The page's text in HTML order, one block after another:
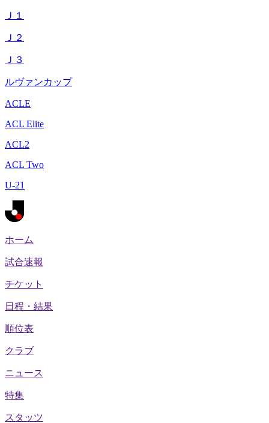
Ｊ１
Ｊ２
Ｊ３
ルヴァンカップ
ACLE
ACL Elite
ACL2
ACL Two
U-21
ホーム
試合速報
チケット
日程・結果
順位表
クラブ
ニュース
特集
スタッツ